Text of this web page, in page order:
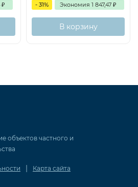
₽ - 31% Экономия 1 847,47 ₽
В корзину
объектов частного и
| Карта сайта